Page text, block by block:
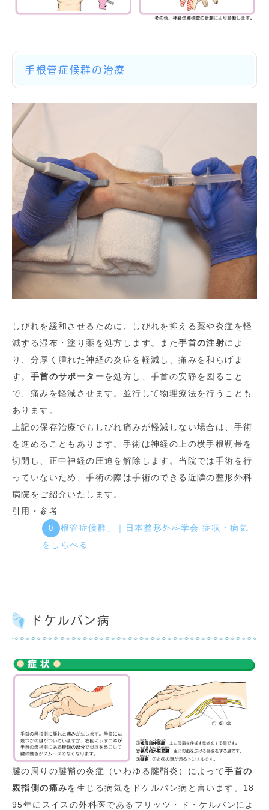
手根管症候群の治療
しびれを緩和させるために、しびれを抑える薬や炎症を軽
減する湿布・塗り薬を処方します。また手首の注射によ
り、分厚く腫れた神経の炎症を軽減し、痛みを和らげま
す。 手首のサポーターを処方し、手首の安静を図ること
で、痛みを軽減させます。並行して物理療法を行うことも
あります。
上記の保存治療でもしびれ痛みが軽減しない場合は、手術
を進めることもあります。手術は神経の上の横手根靭帯を
切開し、正中神経の圧迫を解除します。当院では手術を行
っていないため、手術の際は手術のできる近隣の整形外科
病院をご紹介いたします。
引用・参考
「手根管症候群」｜日本整形外科学会 症状・病気
をしらべる
ドケルバン病
腱の周りの腱鞘の炎症（いわゆる腱鞘炎）によって手首の
親指側の痛みを生じる病気をドケルバン病と言います。18
95年にスイスの外科医であるフリッツ・ド・ケルバンによ